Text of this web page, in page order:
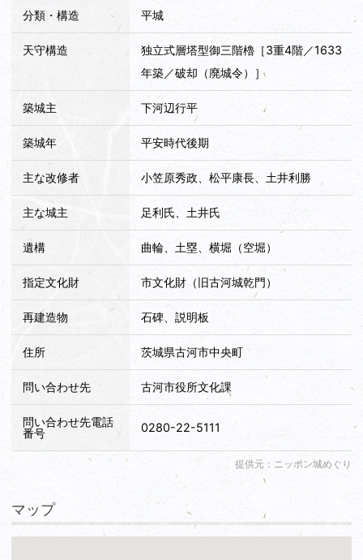
分類・構造 平城
天守構造
独立式層塔型御三階櫓［3重4階／1633
年築／破却（廃城令）］
築城主 下河辺行平
築城年 平安時代後期
主な改修者 小笠原秀政、松平康長、土井利勝
主な城主 足利氏、土井氏
遺構 曲輪、土塁、横堀（空堀）
指定文化財 市文化財（旧古河城乾門）
再建造物 石碑、説明板
住所 茨城県古河市中央町
問い合わせ先 古河市役所文化課
問い合わせ先電話
番号
0280-22-5111
提供元：ニッポン城めぐり
マップ